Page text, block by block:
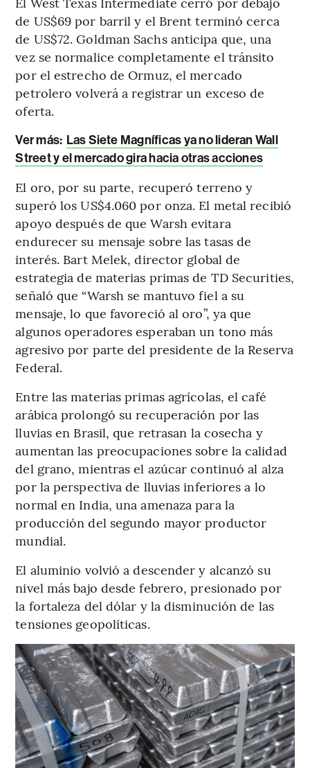
de US$69 por barril y el Brent terminó cerca
de US$72. Goldman Sachs anticipa que, una
vez se normalice completamente el tránsito
por el estrecho de Ormuz, el mercado
petrolero volverá a registrar un exceso de
oferta.
Ver más: Las Siete Magníficas ya no lideran Wall
Street y el mercado gira hacia otras acciones
El oro, por su parte, recuperó terreno y
superó los US$4.060 por onza. El metal recibió
apoyo después de que Warsh evitara
endurecer su mensaje sobre las tasas de
interés. Bart Melek, director global de
estrategia de materias primas de TD Securities,
señaló que “Warsh se mantuvo fiel a su
mensaje, lo que favoreció al oro”, ya que
algunos operadores esperaban un tono más
agresivo por parte del presidente de la Reserva
Federal.
Entre las materias primas agrícolas, el café
arábica prolongó su recuperación por las
lluvias en Brasil, que retrasan la cosecha y
aumentan las preocupaciones sobre la calidad
del grano, mientras el azúcar continuó al alza
por la perspectiva de lluvias inferiores a lo
normal en India, una amenaza para la
producción del segundo mayor productor
mundial.
El aluminio volvió a descender y alcanzó su
nivel más bajo desde febrero, presionado por
la fortaleza del dólar y la disminución de las
tensiones geopolíticas.